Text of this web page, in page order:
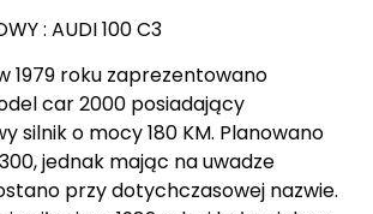
: AUDI 100 C3
1979 roku zaprezentowano
car 2000 posiadający
silnik o mocy 180 KM. Planowano
jednak mając na uwadze
przy dotychczasowej nazwie.